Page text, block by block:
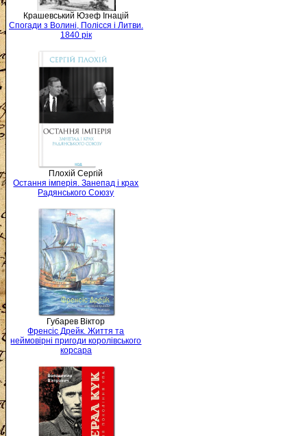
Крашевський Юзеф Ігнацій
Спогади з Волині, Полісся і Литви.
1840 рік
Плохій Сергій
Остання імперія. Занепад і крах
Радянського Союзу
Губарев Віктор
Френсіс Дрейк. Життя та
неймовірні пригоди королівського
корсара